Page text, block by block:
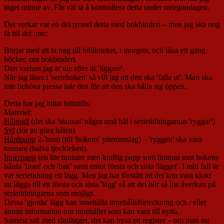
inget minne av. Får väl ta å kontrollera detta under morgondagen.
Det verkar var en del pyssel detta med bokbinderi – men jag ska nog
få till det :me:
Börjar med att ta mig till biblioteket, i morgon, och låna ett gäng
böcker, om bokbinderi.
Den variant jag är ute efter är 'liggare'.
När jag läser i 'serieboken' så vill jag att den ska 'falla ut'. Man ska
inte behöva pressa isär den för att den ska hålla sig öppen.
Detta har jag hittat hitintills;
Materiel:
Hålmall (det ska 'stansas' några små hål i serietidningarnas 'ryggar')
Syl (för att göra hålen)
Hårdpapp 2-3mm (till 'bokens' ytteromslag) – 'ryggen' ska vara
tunnare (halva tjockleken).
Innerpapp (en lite tunnare men kraftig papp som limmas mot bokens
hårda 'front' och 'bak' samt emot första och sista 'lägget'. I mitt fall är
var serietidning ett lägg. Men jag har förstått att det kan vara klokt
att lägga till ett första och sista 'lägg' så att det blir så lite åverkan på
serietidningarna som möjligt.
Dessa 'gjorda' lägg kan innehålla innehållsförteckning och / eller
annan information om innehållet som kan vara till nytta.
Samma sak med slutlägget, det kan hysa ett register – om man nu